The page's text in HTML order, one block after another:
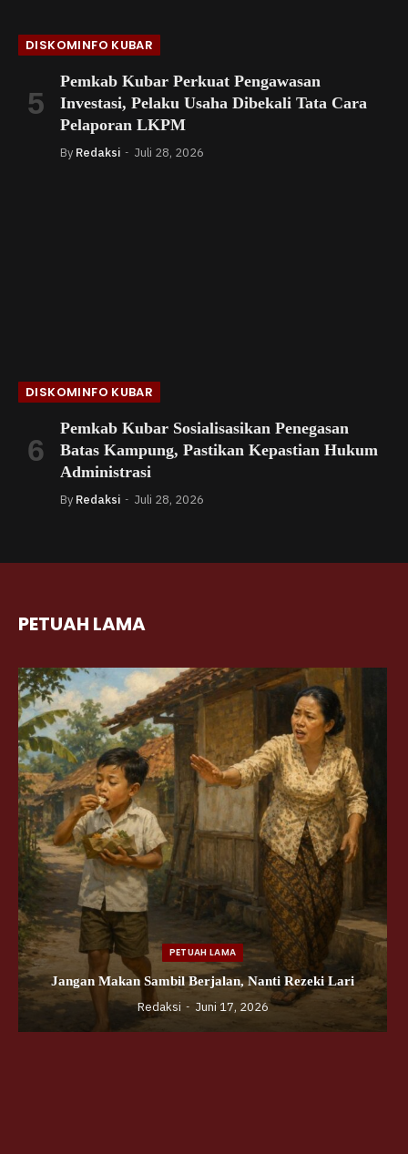
DISKOMINFO KUBAR
Pemkab Kubar Perkuat Pengawasan
Investasi, Pelaku Usaha Dibekali Tata Cara
Pelaporan LKPM
By Redaksi Juli 28, 2026
DISKOMINFO KUBAR
Pemkab Kubar Sosialisasikan Penegasan
Batas Kampung, Pastikan Kepastian Hukum
Administrasi
By Redaksi Juli 28, 2026
PETUAH LAMA
PETUAH LAMA
Jangan Makan Sambil Berjalan, Nanti Rezeki Lari
Redaksi
Juni 17, 2026